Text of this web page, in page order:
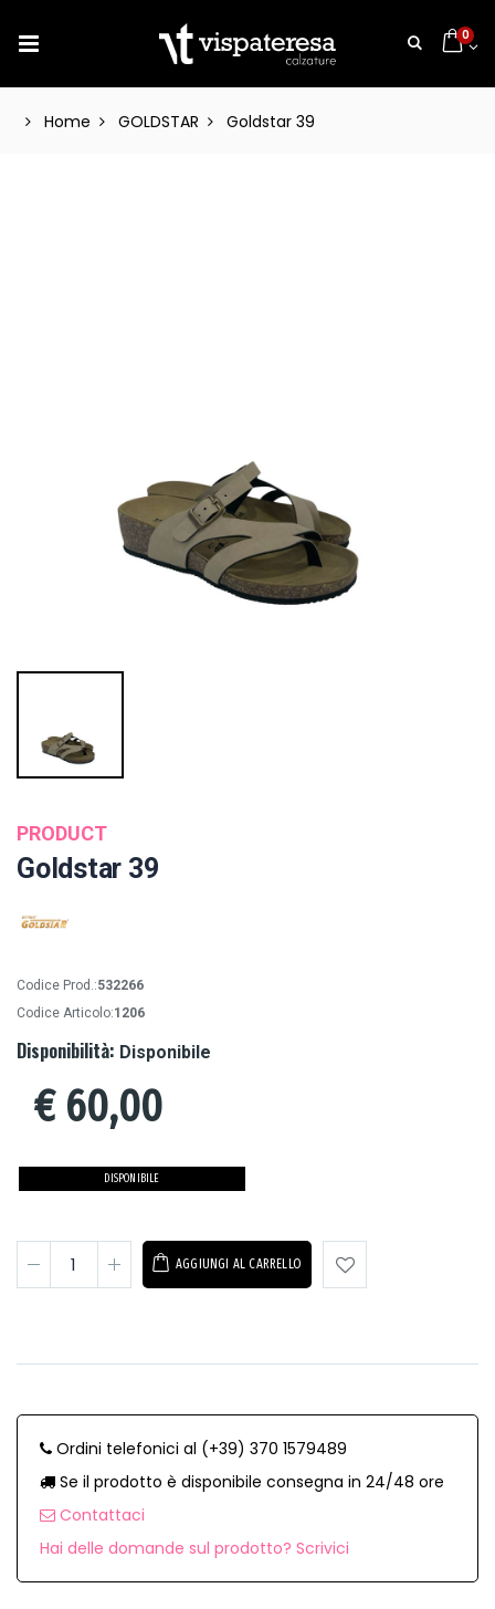
0
Home GOLDSTAR Goldstar 39
PRODUCT
Goldstar 39
Codice Prod.:532266
Codice Articolo:1206
Disponibilità: Disponibile
€ 60,00
DISPONIBILE
AGGIUNGI AL CARRELLO
Ordini telefonici al (+39) 370 1579489
Se il prodotto è disponibile consegna in 24/48 ore
Contattaci
Hai delle domande sul prodotto? Scrivici